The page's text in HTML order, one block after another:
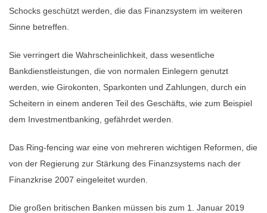
Schocks geschützt werden, die das Finanzsystem im weiteren
Sinne betreffen.
Sie verringert die Wahrscheinlichkeit, dass wesentliche
Bankdienstleistungen, die von normalen Einlegern genutzt
werden, wie Girokonten, Sparkonten und Zahlungen, durch ein
Scheitern in einem anderen Teil des Geschäfts, wie zum Beispiel
dem Investmentbanking, gefährdet werden.
Das Ring-fencing war eine von mehreren wichtigen Reformen, die
von der Regierung zur Stärkung des Finanzsystems nach der
Finanzkrise 2007 eingeleitet wurden.
Die großen britischen Banken müssen bis zum 1. Januar 2019